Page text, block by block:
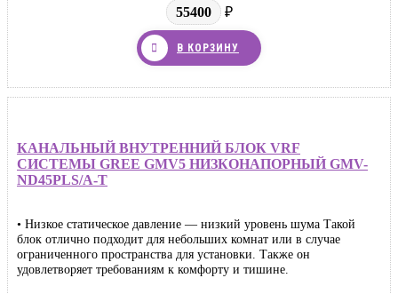
55400 ₽
В КОРЗИНУ
КАНАЛЬНЫЙ ВНУТРЕННИЙ БЛОК VRF
СИСТЕМЫ GREE GMV5 НИЗКОНАПОРНЫЙ GMV-
ND45PLS/A-T
• Низкое статическое давление — низкий уровень шума Такой
блок отлично подходит для небольших комнат или в случае
ограниченного пространства для установки. Также он
удовлетворяет требованиям к комфорту и тишине.